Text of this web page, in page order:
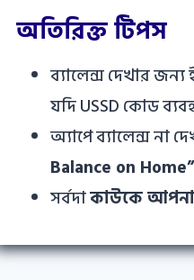
অতিরিক্ত টিপস
ব্যালেন্স দেখার জন্য
যদি USSD কোড
অ্যাপে ব্যালেন্স না
Balance on Home”
সর্বদাকাউকে আপনার